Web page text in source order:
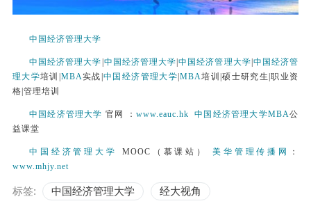
中国经济管理大学
中国经济管理大学 中国经济管理大学 |中国经济管理大学 中国经济管
理大学培训| MBA实战| 中国经济管理大学 MBA培训|硕士研究生|职业资
格|管理培训
中国经济管理大学 官网 ： www.eauc.hk 中国经济管理大学MBA公
益课堂
中国经济管理大学 MOOC（慕课站） 美华管理传播网
：
www.mhjy.net
标签: 中国经济管理大学 经大视角